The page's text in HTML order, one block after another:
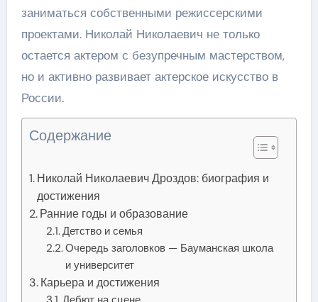
заниматься собственными режиссерскими
проектами. Николай Николаевич не только
остается актером с безупречным мастерством,
но и активно развивает актерское искусство в
России.
Содержание
Николай Николаевич Дроздов: биография и
достижения
Ранние годы и образование
Детство и семья
Очередь заголовков — Бауманская школа
и университет
Карьера и достижения